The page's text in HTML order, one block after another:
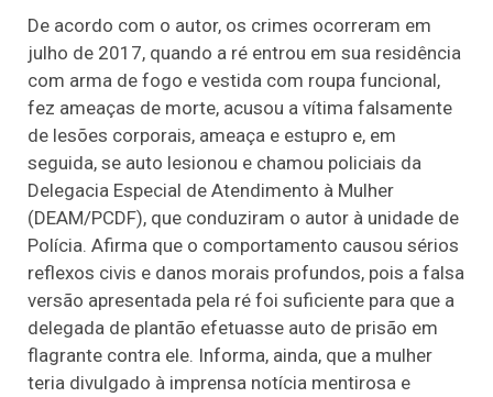
De acordo com o autor, os crimes ocorreram em
julho de 2017, quando a ré entrou em sua residência
com arma de fogo e vestida com roupa funcional,
fez ameaças de morte, acusou a vítima falsamente
de lesões corporais, ameaça e estupro e, em
seguida, se auto lesionou e chamou policiais da
Delegacia Especial de Atendimento à Mulher
(DEAM/PCDF), que conduziram o autor à unidade de
Polícia. Afirma que o comportamento causou sérios
reflexos civis e danos morais profundos, pois a falsa
versão apresentada pela ré foi suficiente para que a
delegada de plantão efetuasse auto de prisão em
flagrante contra ele. Informa, ainda, que a mulher
teria divulgado à imprensa notícia mentirosa e